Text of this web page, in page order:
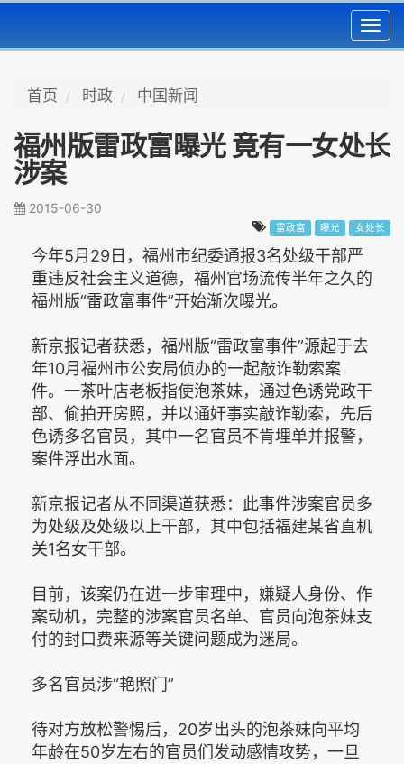
首页 时政 中国新闻
福州版雷政富曝光 竟有一女处长
涉案
2015-06-30
雷政富 曝光 女处长
今年5月29日，福州市纪委通报3名处级干部严
重违反社会主义道德，福州官场流传半年之久的
福州版“雷政富事件”开始渐次曝光。
新京报记者获悉，福州版“雷政富事件”源起于去
年10月福州市公安局侦办的一起敲诈勒索案
件。一茶叶店老板指使泡茶妹，通过色诱党政干
部、偷拍开房照，并以通奸事实敲诈勒索，先后
色诱多名官员，其中一名官员不肯埋单并报警，
案件浮出水面。
新京报记者从不同渠道获悉：此事件涉案官员多
为处级及处级以上干部，其中包括福建某省直机
关1名女干部。
目前，该案仍在进一步审理中，嫌疑人身份、作
案动机，完整的涉案官员名单、官员向泡茶妹支
付的封口费来源等关键问题成为迷局。
多名官员涉“艳照门”
待对方放松警惕后，20岁出头的泡茶妹向平均
年龄在50岁左右的官员们发动感情攻势，一旦